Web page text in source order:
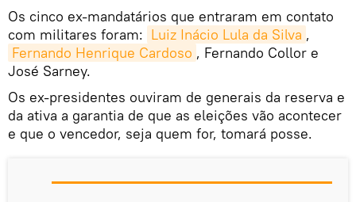
Os cinco ex-mandatários que entraram em contato
com militares foram: Luiz Inácio Lula da Silva ,
Fernando Henrique Cardoso , Fernando Collor e
José Sarney.
Os ex-presidentes ouviram de generais da reserva e
da ativa a garantia de que as eleições vão acontecer
e que o vencedor, seja quem for, tomará posse.